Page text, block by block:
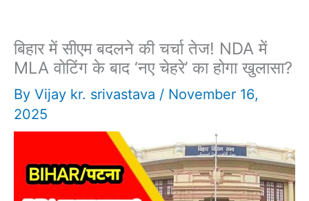
बिहार में सीएम बदलने की चर्चा तेज! NDA में
MLA वोटिंग के बाद ‘नए चेहरे’ का होगा खुलासा?
By Vijay kr. srivastava / November 16,
2025